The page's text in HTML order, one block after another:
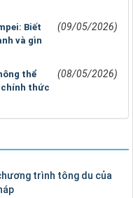
Biết
và gìn
(09/05/2026)
thể
thức
(08/05/2026)
trình tông du của